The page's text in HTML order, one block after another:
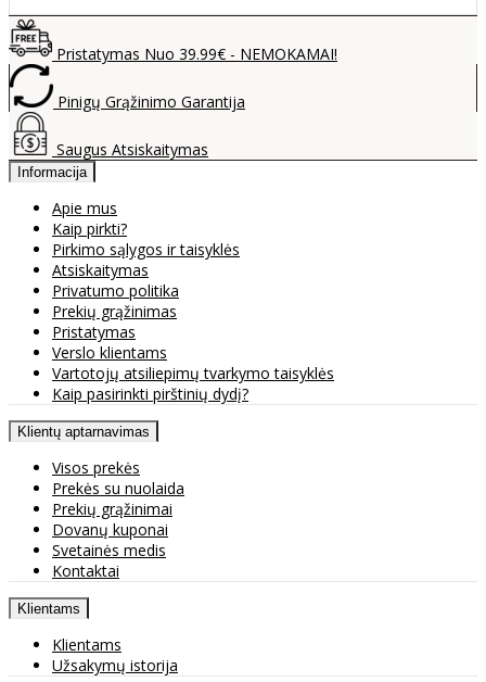
Pristatymas Nuo 39.99€ - NEMOKAMAI!
Pinigų Grąžinimo Garantija
Saugus Atsiskaitymas
Informacija
Apie mus
Kaip pirkti?
Pirkimo sąlygos ir taisyklės
Atsiskaitymas
Privatumo politika
Prekių grąžinimas
Pristatymas
Verslo klientams
Vartotojų atsiliepimų tvarkymo taisyklės
Kaip pasirinkti pirštinių dydį?
Klientų aptarnavimas
Visos prekės
Prekės su nuolaida
Prekių grąžinimai
Dovanų kuponai
Svetainės medis
Kontaktai
Klientams
Klientams
Užsakymų istorija